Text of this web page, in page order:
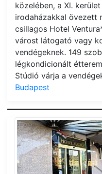
közelében, a XI.
irodaházakkal övezett
csillagos Hotel
várost látogató vagy
vendégeknek. 149
légkondicionált
Stúdió várja a
Budapest